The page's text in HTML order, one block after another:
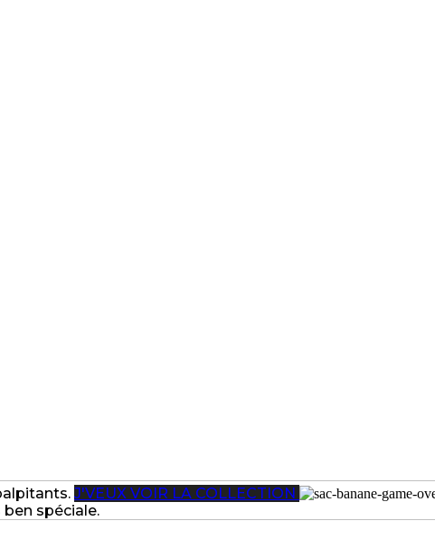
J'VEUX VOIR LA COLLECTION
spéciale.